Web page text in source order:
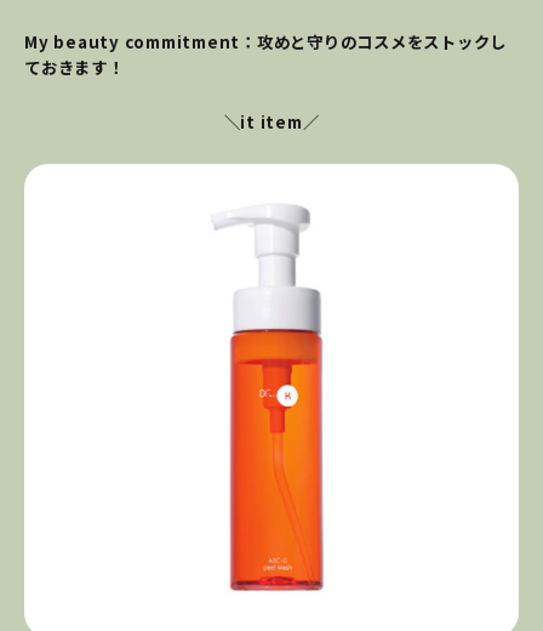
My beauty commitment：攻めと守りのコスメをストックし
ておきます！
＼it item／